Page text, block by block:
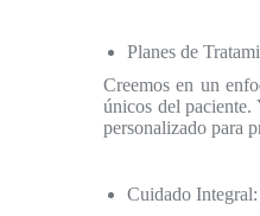
Planes de
Creemos en un
únicos del paciente.
personalizado para
Cuidado Integral: